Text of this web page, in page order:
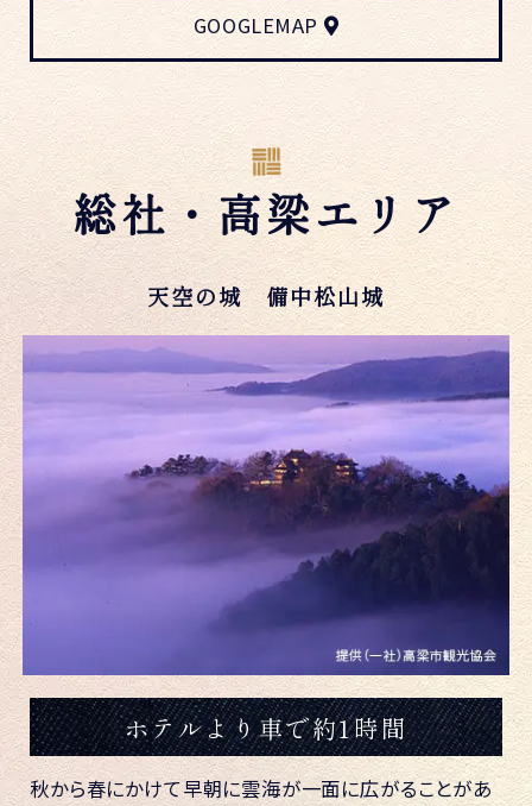
GOOGLEMAP
総社・高梁エリア
天空の城 備中松山城
ホテルより車で約1時間
秋から春にかけて早朝に雲海が一面に広がることがあ